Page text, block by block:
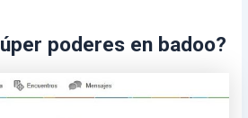
poderes en badoo?